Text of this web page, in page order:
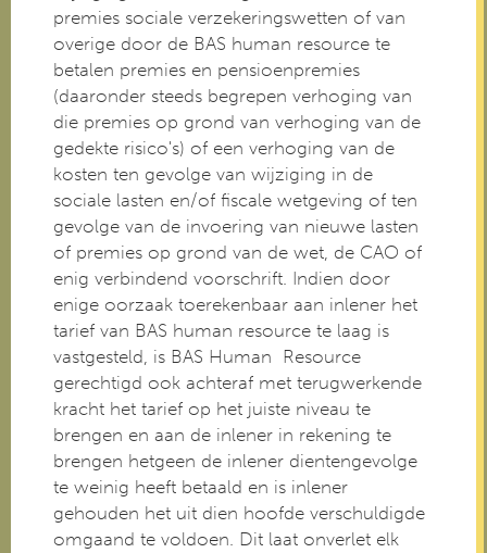
premies sociale verzekeringswetten of van
overige door de BAS human resource te
betalen premies en pensioenpremies
(daaronder steeds begrepen verhoging van
die premies op grond van verhoging van de
gedekte risico's) of een verhoging van de
kosten ten gevolge van wijziging in de
sociale lasten en/of fiscale wetgeving of ten
gevolge van de invoering van nieuwe lasten
of premies op grond van de wet, de CAO of
enig verbindend voorschrift. Indien door
enige oorzaak toerekenbaar aan inlener het
tarief van BAS human resource te laag is
vastgesteld, is BAS Human Resource
gerechtigd ook achteraf met terugwerkende
kracht het tarief op het juiste niveau te
brengen en aan de inlener in rekening te
brengen hetgeen de inlener dientengevolge
te weinig heeft betaald en is inlener
gehouden het uit dien hoofde verschuldigde
omgaand te voldoen. Dit laat onverlet elk